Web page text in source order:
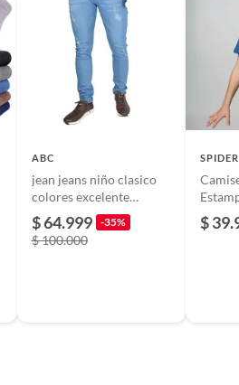
Pantalones
ABC
jean jeans niño clasico
colores excelente
calidad
$ 64.999 -35%
$ 100.000
de
$